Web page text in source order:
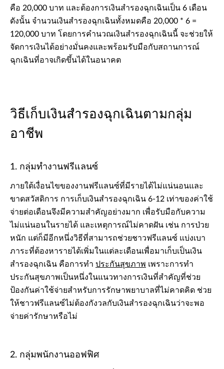
คือ 20,000 บาท และต้องการเงินสำรองฉุกเฉินเป็น 6 เดือน
ดังนั้น จำนวนเงินสำรองฉุกเฉินทั้งหมดคือ 20,000 * 6 =
120,000 บาท โดยการคำนวณเงินสำรองฉุกเฉินนี้ จะช่วยให้
จัดการเงินได้อย่างมั่นคงและพร้อมรับมือกับสถานการณ์
ฉุกเฉินที่อาจเกิดขึ้นได้ในอนาคต
วิธีเก็บเงินสำรองฉุกเฉินตามกลุ่ม
อาชีพ
1. กลุ่มทำงานฟรีแลนซ์
ภายใต้เงื่อนไขของงานฟรีแลนซ์ที่มีรายได้ไม่แน่นอนและ
ขาดสวัสดิการ การเก็บเงินสำรองฉุกเฉิน 6-12 เท่าของค่าใช้
จ่ายต่อเดือนจึงมีความสำคัญอย่างมาก เพื่อรับมือกับความ
ไม่แน่นอนในรายได้ และเหตุการณ์ไม่คาดฝัน เช่น การป่วย
หนัก แต่ก็มีอีกหนึ่งวิธีที่สามารถช่วยชาวฟรีแลนซ์ แบ่งเบา
ภาระที่ต้องหารายได้เพิ่มในแต่ละเดือนเพื่อมาเก็บเป็นเงิน
สำรองฉุกเฉิน คือการทำ ประกันสุขภาพ เพราะการทำ
ประกันสุขภาพเป็นหนึ่งในแนวทางการเงินที่สำคัญที่ช่วย
ป้องกันค่าใช้จ่ายสำหรับการรักษาพยาบาลที่ไม่คาดคิด ช่วย
ให้ชาวฟรีแลนซ์ไม่ต้องกังวลกับเงินสำรองฉุกเฉินว่าจะพอ
จ่ายค่ารักษาหรือไม่
2. กลุ่มพนักงานออฟฟิศ